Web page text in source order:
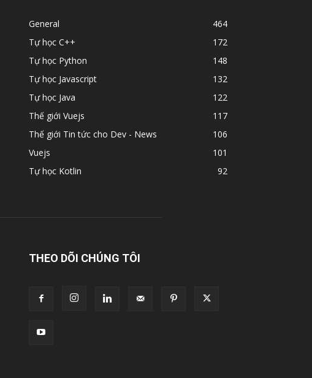
General
464
Tự học C++
172
Tự học Python
148
Tự học Javascript
132
Tự học Java
122
Thế giới Vuejs
117
Thế giới Tin tức cho Dev - News
106
Vuejs
101
Tự học Kotlin
92
THEO DÕI CHÚNG TÔI